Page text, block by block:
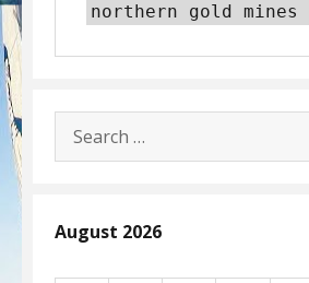
northern gold mines
Search
for:
August 2026